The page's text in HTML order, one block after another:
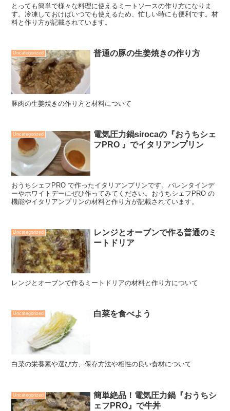
とっても簡単で様々な料理に使えるミートソースの作り方になりま
す。冷凍しておけばいつでも使えるため、忙しい時にも便利です。材
料と作り方が記載されています。
Uncategorized 普通の豚の生姜焼きの作り方
豚肉の生姜焼きの作り方と材料について
Uncategorized
電気圧力鍋sirocaの『おうちシェ
フPRO 』でイタリアンプリン
おうちシェフPRO で作ったイタリアンプリンです。バレンタインデ
ーやホワイトデーにぜひ作ってみてください。おうちシェフPRO の
機能やイタリアンプリンの材料と作り方が記載されています。
Uncategorized
レンジとオーブンで作る普通のミ
ートドリア
レンジとオーブンで作るミートドリアの材料と作り方について
Uncategorized 白菜を食べよう
白菜の栄養素や選び方、保存方法や相性の良い食材について
Uncategorized
簡単絶品！電気圧力鍋『おうちシ
ェフPRO』で牛丼